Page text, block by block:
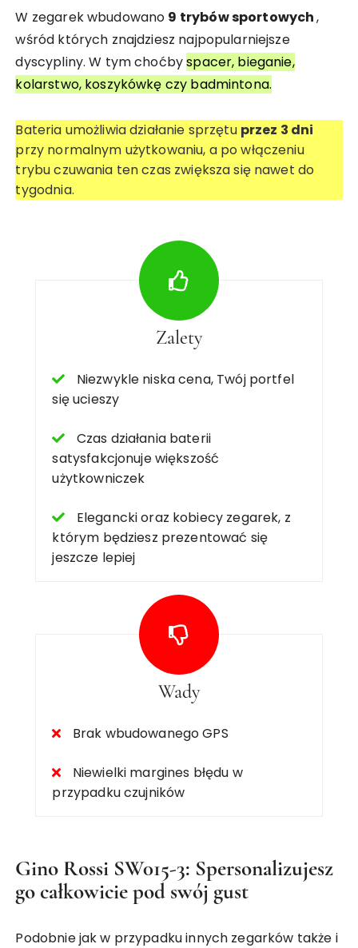
W zegarek wbudowano 9 trybów sportowych,
wśród których znajdziesz najpopularniejsze
dyscypliny. W tym choćbyspacer, bieganie,
kolarstwo, koszykówkę czy badmintona.
Bateria umożliwia działanie sprzętu przez 3 dni
przy normalnym użytkowaniu, a po włączeniu
trybu czuwania ten czas zwiększa się nawet do
tygodnia.
Zalety
Niezwykle niska cena, Twój portfel
się ucieszy
Czas działania baterii
satysfakcjonuje większość
użytkowniczek
Elegancki oraz kobiecy zegarek, z
którym będziesz prezentować się
jeszcze lepiej
Wady
Brak wbudowanego GPS
Niewielki margines błędu w
przypadku czujników
Gino Rossi SW015-3: Spersonalizujesz
go całkowicie pod swój gust
Podobnie jak w przypadku innych zegarków także i